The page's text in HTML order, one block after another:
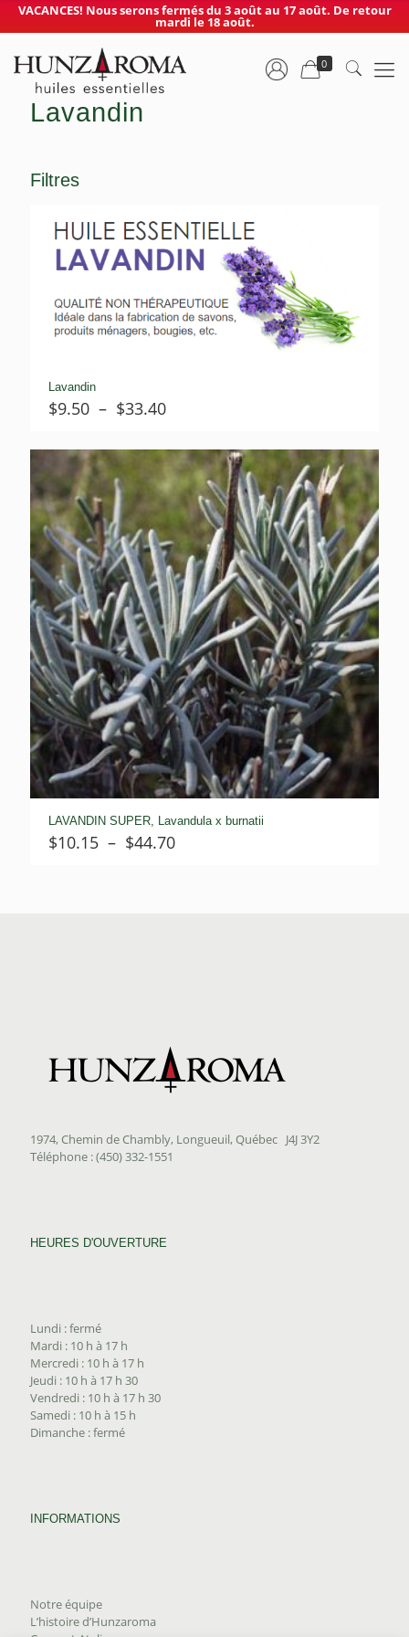
VACANCES! Nous serons fermés du 3 août au 17 août. De retour
mardi le 18 août.
0
Lavandin
Filtres
Lavandin
$9.50 – $33.40Plage
$9.50
à
$33.40
LAVANDIN SUPER, Lavandula x burnatii
$10.15 – $44.70Plage
1974, Chemin de Chambly, Longueuil, Québec J4J 3Y2
Téléphone : (450) 332-1551
HEURES D'OUVERTURE
Lundi : fermé
Mardi : 10 h à 17 h
Mercredi : 10 h à 17 h
Jeudi : 10 h à 17 h 30
Vendredi : 10 h à 17 h 30
Samedi : 10 h à 15 h
Dimanche : fermé
INFORMATIONS
Notre équipe
L’histoire d’Hunzaroma